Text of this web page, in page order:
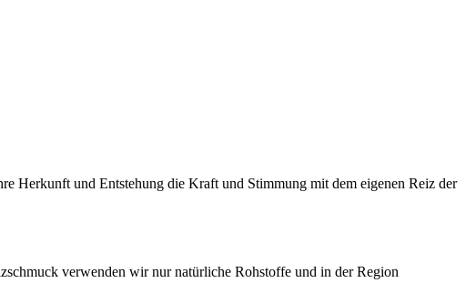
Herkunft und Entstehung die Kraft und Stimmung mit dem eigenen Reiz der
verwenden wir nur natürliche Rohstoffe und in der Region